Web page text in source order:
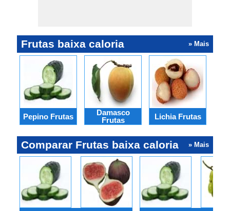
Frutas baixa caloria » Mais
Pepino Frutas
Damasco
Frutas
Lichia Frutas
Comparar Frutas baixa caloria » Mais